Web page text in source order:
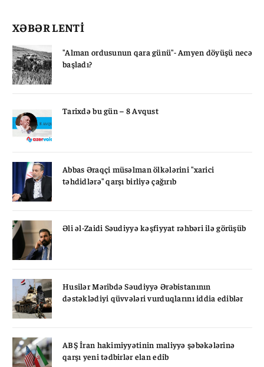
XƏBƏR LENTİ
"Alman ordusunun qara günü"- Amyen döyüşü necə
başladı?
Tarixdə bu gün – 8 Avqust
Abbas Əraqçi müsəlman ölkələrini "xarici
təhdidlərə" qarşı birliyə çağırıb
Əli əl-Zaidi Səudiyyə kəşfiyyat rəhbəri ilə görüşüb
Husilər Məribdə Səudiyyə Ərəbistanının
dəstəklədiyi qüvvələri vurduqlarını iddia ediblər
ABŞ İran hakimiyyətinin maliyyə şəbəkələrinə
qarşı yeni tədbirlər elan edib